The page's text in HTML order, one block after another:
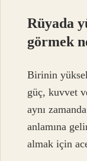
Rüyada
görmek
Birinin
güç, kuvvet
aynı
anlamına
almak için